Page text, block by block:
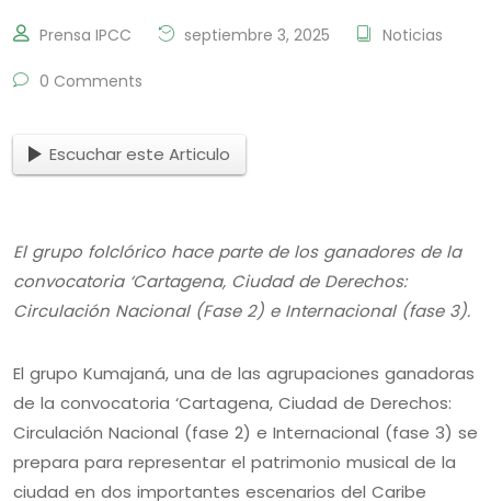
Prensa IPCC septiembre 3, 2025 Noticias
0 Comments
Escuchar este Articulo
El grupo folclórico hace parte de los ganadores de la
convocatoria ‘Cartagena, Ciudad de Derechos:
Circulación Nacional (Fase 2) e Internacional (fase 3).
El grupo Kumajaná, una de las agrupaciones ganadoras
de la convocatoria ‘Cartagena, Ciudad de Derechos:
Circulación Nacional (fase 2) e Internacional (fase 3) se
prepara para representar el patrimonio musical de la
ciudad en dos importantes escenarios del Caribe